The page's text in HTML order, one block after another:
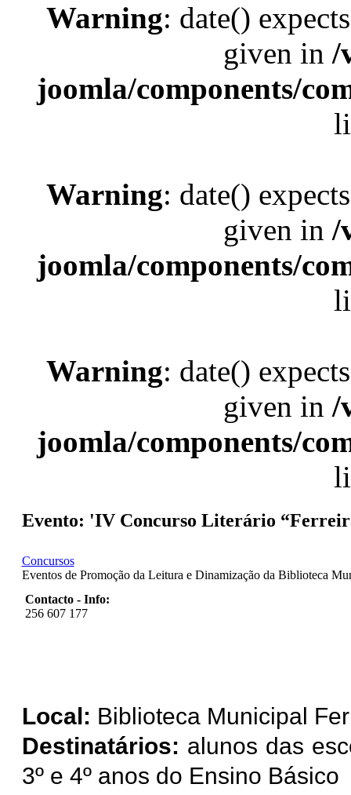
Warning: date()
given in /
joomla/components/
Warning: date()
given in /
joomla/components/
Warning: date()
given in /
joomla/components/
Evento: 'IV Concurso Literário
Concursos
Eventos de Promoção da Leitura e Dinamização da Biblioteca
Contacto - Info:
256 607 177
Local: Biblioteca Municipal
Destinatários: alunos das
3º e 4º anos do Ensino Básico